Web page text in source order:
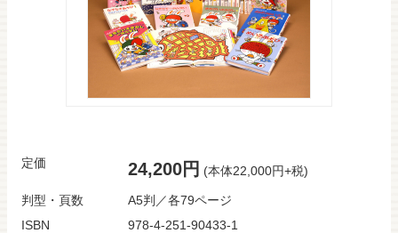
定価 24,200円 (本体22,000円+税)
判型・頁数
A5判／各79ページ
ISBN
978-4-251-90433-1